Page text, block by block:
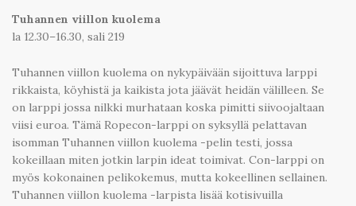
Tuhannen viillon kuolema
la 12.30–16.30, sali 219
Tuhannen viillon kuolema on nykypäivään sijoittuva larppi
rikkaista, köyhistä ja kaikista jota jäävät heidän välilleen. Se
on larppi jossa nilkki murhataan koska pimitti siivoojaltaan
viisi euroa. Tämä Ropecon-larppi on syksyllä pelattavan
isomman Tuhannen viillon kuolema -pelin testi, jossa
kokeillaan miten jotkin larpin ideat toimivat. Con-larppi on
myös kokonainen pelikokemus, mutta kokeellinen sellainen.
Tuhannen viillon kuolema -larpista lisää kotisivuilla